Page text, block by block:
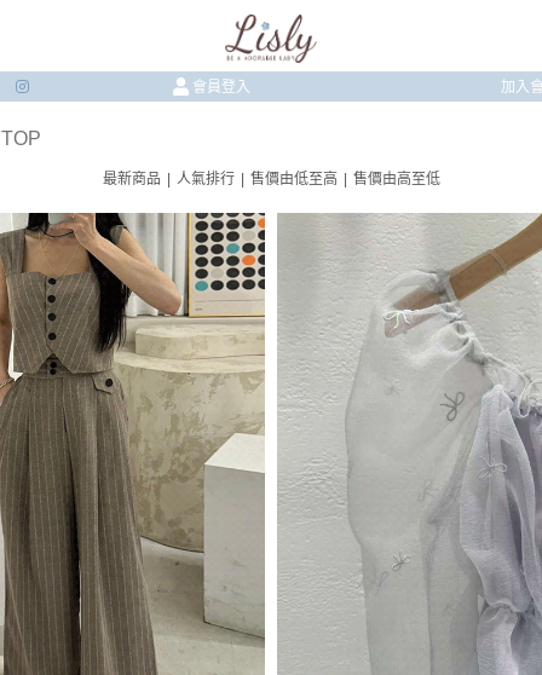
會員登入 加入
最新商品 人氣排行 售價由低至高 售價由高至低